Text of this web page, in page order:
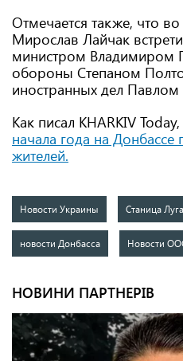
Отмечается также, что
Мирослав Лайчак
министром Владимиром
обороны Степаном
иностранных дел
Как писал KHARKIV Today,
начала года на
жителей.
Новости Украины Станица
новости Донбасса Новости